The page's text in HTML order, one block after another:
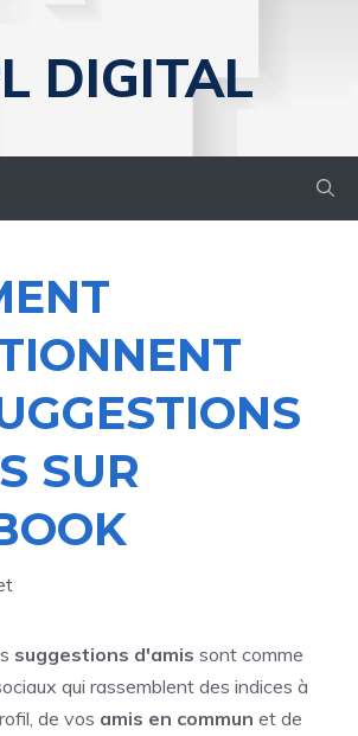
DIGITAL
SUR
suggestions d'amis sont comme
qui rassemblent des indices à
de vos amis en commun et de